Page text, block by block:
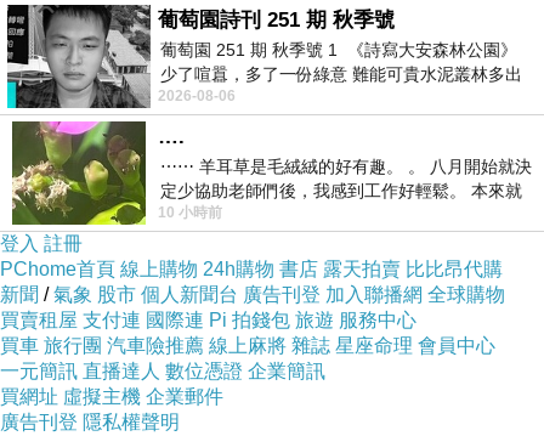
藉由率性感打造好
****************
提醒您:
葡萄園詩刊 251 期 秋季號
葡萄園 251 期 秋季號 1 《詩寫大安森林公園》
少了喧囂，多了一份綠意 難能可貴水泥叢林多出
一
2026-08-06
….
⋯⋯ 羊耳草是毛絨絨的好有趣。 。 八月開始就決
定少協助老師們後，我感到工作好輕鬆。 本來就
不是我的工作啊。 真
10 小時前
登入 註冊
PChome首頁 線上購物 24h購物 書店 露天拍賣 比比昂代購
新聞 /氣象 股市 個人新聞台 廣告刊登 加入聯播網 全球購物
買賣租屋 支付連 國際連 Pi 拍錢包 旅遊 服務中心
買車 旅行團 汽車險推薦 線上麻將 雜誌 星座命理 會員中心
一元簡訊 直播達人 數位憑證 企業簡訊
買網址 虛擬主機 企業郵件
廣告刊登 隱私權聲明